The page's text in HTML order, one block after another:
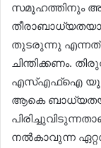
സമൂഹത്തിനും
തുടരുന്നു എന്നത്
ചിന്തിക്കണം.
എസ്എഫ്ഐ
ആകെ
നല്‍കാവുന്ന